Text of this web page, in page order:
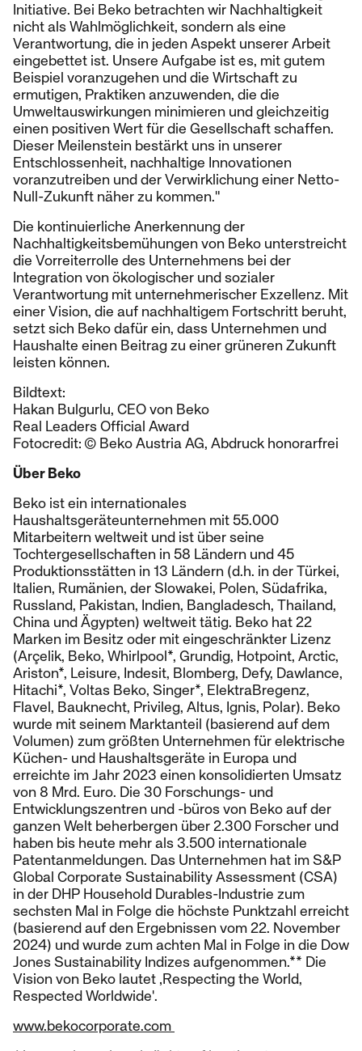
Initiative. Bei Beko betrachten wir Nachhaltigkeit
nicht als Wahlmöglichkeit, sondern als eine
Verantwortung, die in jeden Aspekt unserer Arbeit
eingebettet ist. Unsere Aufgabe ist es, mit gutem
Beispiel voranzugehen und die Wirtschaft zu
ermutigen, Praktiken anzuwenden, die die
Umweltauswirkungen minimieren und gleichzeitig
einen positiven Wert für die Gesellschaft schaffen.
Dieser Meilenstein bestärkt uns in unserer
Entschlossenheit, nachhaltige Innovationen
voranzutreiben und der Verwirklichung einer Netto-
Null-Zukunft näher zu kommen."
Die kontinuierliche Anerkennung der
Nachhaltigkeitsbemühungen von Beko unterstreicht
die Vorreiterrolle des Unternehmens bei der
Integration von ökologischer und sozialer
Verantwortung mit unternehmerischer Exzellenz. Mit
einer Vision, die auf nachhaltigem Fortschritt beruht,
setzt sich Beko dafür ein, dass Unternehmen und
Haushalte einen Beitrag zu einer grüneren Zukunft
leisten können.
Bildtext:
Hakan Bulgurlu, CEO von Beko
Real Leaders Official Award
Fotocredit: © Beko Austria AG, Abdruck honorarfrei
Über Beko
Beko ist ein internationales
Haushaltsgeräteunternehmen mit 55.000
Mitarbeitern weltweit und ist über seine
Tochtergesellschaften in 58 Ländern und 45
Produktionsstätten in 13 Ländern (d.h. in der Türkei,
Italien, Rumänien, der Slowakei, Polen, Südafrika,
Russland, Pakistan, Indien, Bangladesch, Thailand,
China und Ägypten) weltweit tätig. Beko hat 22
Marken im Besitz oder mit eingeschränkter Lizenz
(Arçelik, Beko, Whirlpool*, Grundig, Hotpoint, Arctic,
Ariston*, Leisure, Indesit, Blomberg, Defy, Dawlance,
Hitachi*, Voltas Beko, Singer*, ElektraBregenz,
Flavel, Bauknecht, Privileg, Altus, Ignis, Polar). Beko
wurde mit seinem Marktanteil (basierend auf dem
Volumen) zum größten Unternehmen für elektrische
Küchen- und Haushaltsgeräte in Europa und
erreichte im Jahr 2023 einen konsolidierten Umsatz
von 8 Mrd. Euro. Die 30 Forschungs- und
Entwicklungszentren und -büros von Beko auf der
ganzen Welt beherbergen über 2.300 Forscher und
haben bis heute mehr als 3.500 internationale
Patentanmeldungen. Das Unternehmen hat im S&P
Global Corporate Sustainability Assessment (CSA)
in der DHP Household Durables-Industrie zum
sechsten Mal in Folge die höchste Punktzahl erreicht
(basierend auf den Ergebnissen vom 22. November
2024) und wurde zum achten Mal in Folge in die Dow
Jones Sustainability Indizes aufgenommen.** Die
Vision von Beko lautet ‚Respecting the World,
Respected Worldwide'.
www.bekocorporate.com